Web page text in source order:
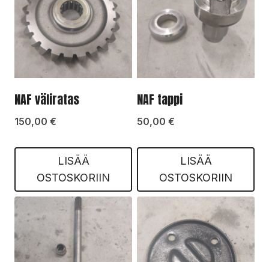
NAF väliratas
150,00 €
LISÄÄ
OSTOSKORIIN
NAF tappi
50,00 €
LISÄÄ
OSTOSKORIIN